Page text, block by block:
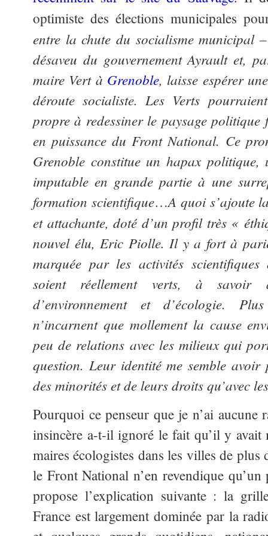
optimiste des élections municipales
entre la chute du socialisme municipal
désaveu du gouvernement Ayrault et,
maire Vert à Grenoble, laisse espérer
déroute socialiste. Les Verts
propre à redessiner le paysage
en puissance du Front National. Ce
Grenoble constitue un hapax politique,
imputable en grande partie à une
formation scientifique…A quoi s’ajoute
et attachante, doté d’un profil très «
nouvel élu, Eric Piolle. Il y a fort à
marquée par les activités
soient réellement verts, à savoir
d’environnement et d’écologie.
n’incarnent que mollement la cause
peu de relations avec les milieux qui
question. Leur identité me semble avoir
des minorités et de leurs droits qu’avec
Pourquoi ce penseur que je n’ai aucune
insincère a-t-il ignoré le fait qu’il y avait
maires écologistes dans les villes de
le Front National n’en revendique
propose l’explication suivante : la
France est largement dominée par la